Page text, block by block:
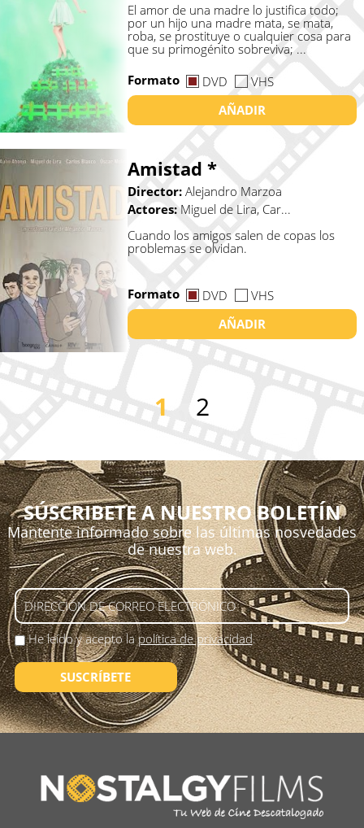
El amor de una madre lo justifica todo;
por un hijo una madre mata, se mata,
roba, se prostituye o cualquier cosa para
que su primogénito sobreviva; ...
Formato
DVD
VHS
AÑADIR
Amistad *
Director: Alejandro Marzoa
Actores: Miguel de Lira, Car...
Cuando los amigos salen de copas los
problemas se olvidan.
Formato DVD
VHS
AÑADIR
1 2
SÚSCRIBETE A NUESTRO BOLETÍN
Mantente informado sobre las últimas nosvedades
de nuestra web.
He leído y acepto lapolítica de privacidad.
SUSCRÍBETE